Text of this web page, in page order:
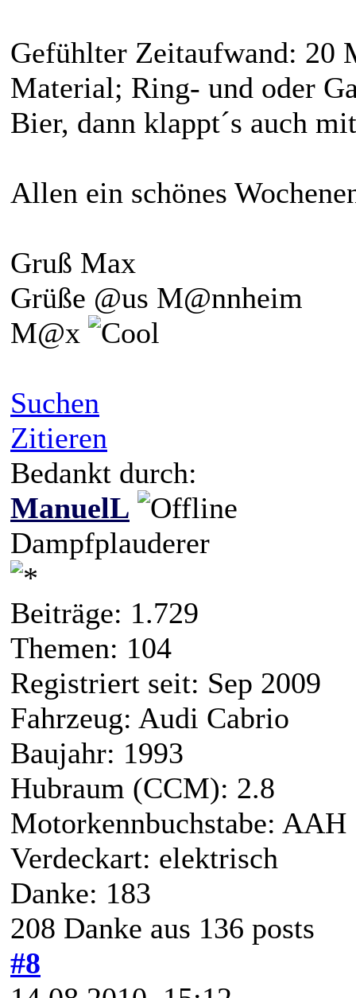
Gefühlter Zeitaufwand: 20
Material; Ring- und oder
Bier, dann klappt´s auch
Allen ein schönes
Gruß Max
Grüße @us M@nnheim
M@x
Suchen
Zitieren
Bedankt durch:
ManuelL
Dampfplauderer
Beiträge: 1.729
Themen: 104
Registriert seit: Sep 2009
Fahrzeug: Audi Cabrio
Baujahr: 1993
Hubraum (CCM): 2.8
Motorkennbuchstabe: AAH
Verdeckart: elektrisch
Danke: 183
208 Danke aus 136 posts
#8